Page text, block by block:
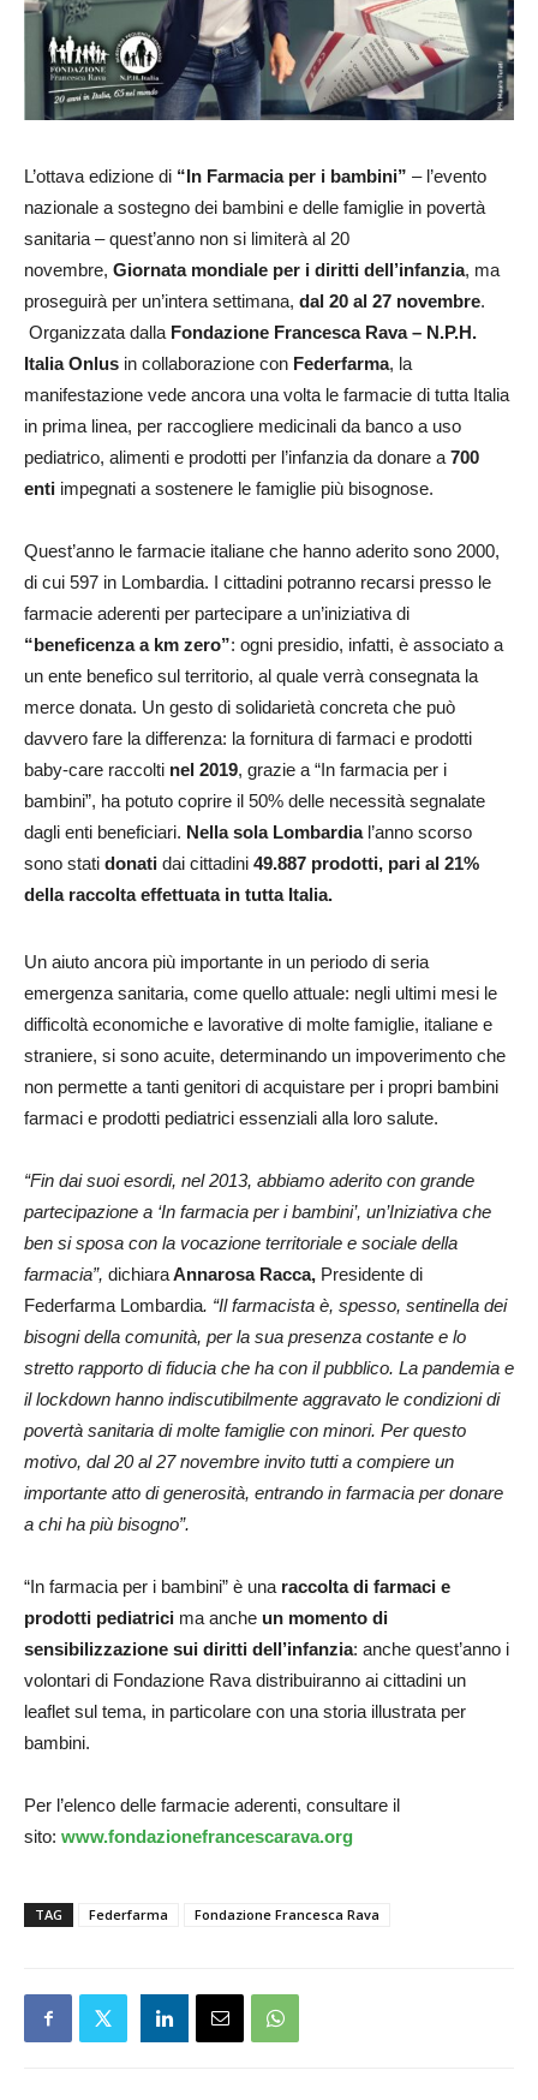
L’ottava edizione di “In Farmacia per i bambini” – l’evento
nazionale a sostegno dei bambini e delle famiglie in povertà
sanitaria – quest’anno non si limiterà al 20
novembre, Giornata mondiale per i diritti dell’infanzia, ma
proseguirà per un’intera settimana, dal 20 al 27 novembre.
Organizzata dalla Fondazione Francesca Rava – N.P.H.
Italia Onlus in collaborazione con Federfarma, la
manifestazione vede ancora una volta le farmacie di tutta Italia
in prima linea, per raccogliere medicinali da banco a uso
pediatrico, alimenti e prodotti per l’infanzia da donare a 700
enti impegnati a sostenere le famiglie più bisognose.
Quest’anno le farmacie italiane che hanno aderito sono 2000,
di cui 597 in Lombardia. I cittadini potranno recarsi presso le
farmacie aderenti per partecipare a un’iniziativa di
“beneficenza a km zero”: ogni presidio, infatti, è associato a
un ente benefico sul territorio, al quale verrà consegnata la
merce donata. Un gesto di solidarietà concreta che può
davvero fare la differenza: la fornitura di farmaci e prodotti
baby-care raccolti nel 2019, grazie a “In farmacia per i
bambini”, ha potuto coprire il 50% delle necessità segnalate
dagli enti beneficiari. Nella sola Lombardial’anno scorso
sono stati donati dai cittadini 49.887 prodotti, pari al 21%
della raccolta effettuata in tutta Italia.
Un aiuto ancora più importante in un periodo di seria
emergenza sanitaria, come quello attuale: negli ultimi mesi le
difficoltà economiche e lavorative di molte famiglie, italiane e
straniere, si sono acuite, determinando un impoverimento che
non permette a tanti genitori di acquistare per i propri bambini
farmaci e prodotti pediatrici essenziali alla loro salute.
“Fin dai suoi esordi, nel 2013, abbiamo aderito con grande
partecipazione a ‘In farmacia per i bambini’, un’Iniziativa che
ben si sposa con la vocazione territoriale e sociale della
farmacia”, dichiaraAnnarosa Racca, Presidente di
Federfarma Lombardia. “Il farmacista è, spesso, sentinella dei
bisogni della comunità, per la sua presenza costante e lo
stretto rapporto di fiducia che ha con il pubblico. La pandemia e
il lockdown hanno indiscutibilmente aggravato le condizioni di
povertà sanitaria di molte famiglie con minori. Per questo
motivo, dal 20 al 27 novembre invito tutti a compiere un
importante atto di generosità, entrando in farmacia per donare
a chi ha più bisogno”.
“In farmacia per i bambini” è una raccolta di farmaci e
prodotti pediatrici ma anche un momento di
sensibilizzazione sui diritti dell’infanzia: anche quest’anno i
volontari di Fondazione Rava distribuiranno ai cittadini un
leaflet sul tema, in particolare con una storia illustrata per
bambini.
Per l’elenco delle farmacie aderenti, consultare il
sito: www.fondazionefrancescarava.org
TAG Federfarma Fondazione Francesca Rava